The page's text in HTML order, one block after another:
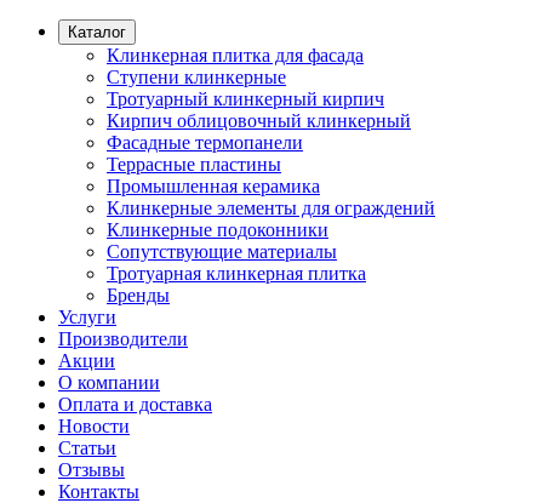
Каталог
Клинкерная плитка для фасада
Ступени клинкерные
Тротуарный клинкерный кирпич
Кирпич облицовочный клинкерный
Фасадные термопанели
Террасные пластины
Промышленная керамика
Клинкерные элементы для ограждений
Клинкерные подоконники
Сопутствующие материалы
Тротуарная клинкерная плитка
Бренды
Услуги
Производители
Акции
О компании
Оплата и доставка
Новости
Статьи
Отзывы
Контакты